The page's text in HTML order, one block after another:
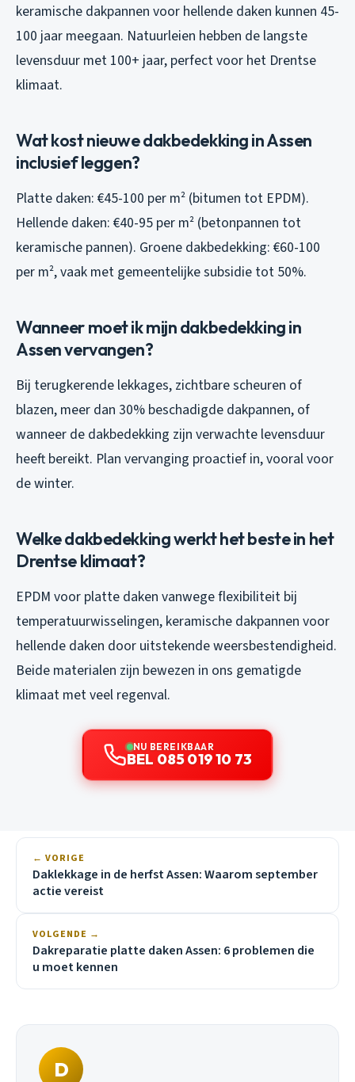
keramische dakpannen voor hellende daken kunnen 45-
100 jaar meegaan. Natuurleien hebben de langste
levensduur met 100+ jaar, perfect voor het Drentse
klimaat.
Wat kost nieuwe dakbedekking in Assen
inclusief leggen?
Platte daken: €45-100 per m² (bitumen tot EPDM).
Hellende daken: €40-95 per m² (betonpannen tot
keramische pannen). Groene dakbedekking: €60-100
per m², vaak met gemeentelijke subsidie tot 50%.
Wanneer moet ik mijn dakbedekking in
Assen vervangen?
Bij terugkerende lekkages, zichtbare scheuren of
blazen, meer dan 30% beschadigde dakpannen, of
wanneer de dakbedekking zijn verwachte levensduur
heeft bereikt. Plan vervanging proactief in, vooral voor
de winter.
Welke dakbedekking werkt het beste in het
Drentse klimaat?
EPDM voor platte daken vanwege flexibiliteit bij
temperatuurwisselingen, keramische dakpannen voor
hellende daken door uitstekende weersbestendigheid.
Beide materialen zijn bewezen in ons gematigde
klimaat met veel regenval.
NU BEREIKBAAR
BEL 085 019 10 73
← VORIGE
Daklekkage in de herfst Assen: Waarom september
actie vereist
VOLGENDE →
Dakreparatie platte daken Assen: 6 problemen die
u moet kennen
D